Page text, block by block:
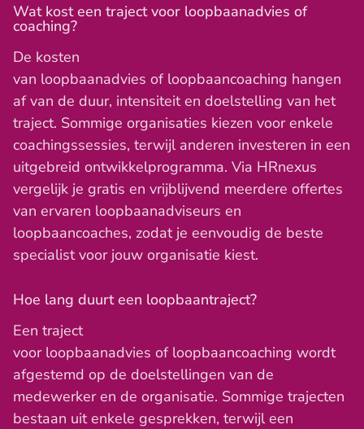
Wat kost een traject voor loopbaanadvies of
coaching?
De kosten
van loopbaanadvies of loopbaancoaching hangen
af van de duur, intensiteit en doelstelling van het
traject. Sommige organisaties kiezen voor enkele
coachingssessies, terwijl anderen investeren in een
uitgebreid ontwikkelprogramma. Via HRnexus
vergelijk je gratis en vrijblijvend meerdere offertes
van ervaren loopbaanadviseurs en
loopbaancoaches, zodat je eenvoudig de beste
specialist voor jouw organisatie kiest.
Hoe lang duurt een loopbaantraject?
Een traject
voor loopbaanadvies of loopbaancoaching wordt
afgestemd op de doelstellingen van de
medewerker en de organisatie. Sommige trajecten
bestaan uit enkele gesprekken, terwijl een